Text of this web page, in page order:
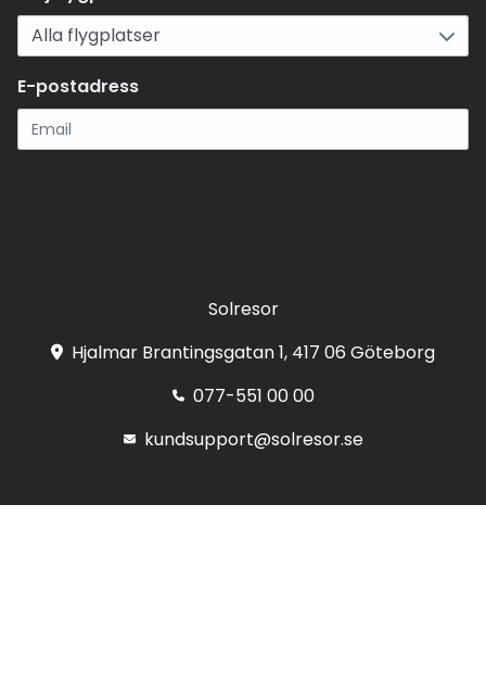
E-postadress
Solresor
Hjalmar Brantingsgatan 1, 417 06 Göteborg
077-551 00 00
kundsupport@solresor.se